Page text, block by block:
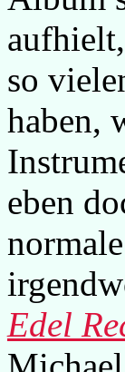
so
haben,
eben
Edel